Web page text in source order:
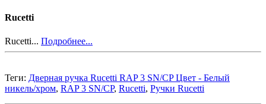
Rucetti
Rucetti... Подробнее...
Теги: Дверная ручка Rucetti RAP 3 SN/CP Цвет - Белый
никель/хром, RAP 3 SN/CP, Rucetti, Ручки Rucetti